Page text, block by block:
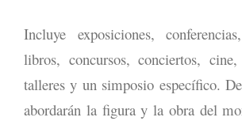
Incluye exposiciones,
libros, concursos, conciertos,
talleres y un simposio específico.
abordarán la figura y la obra del